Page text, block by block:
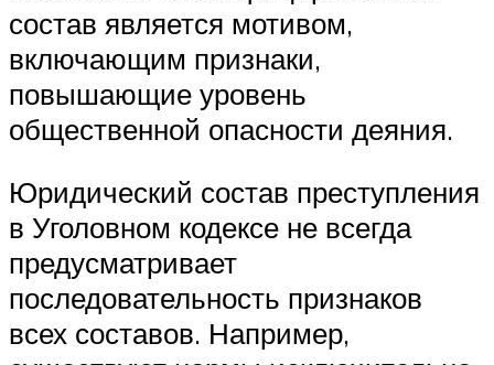
состав является мотивом,
включающим признаки,
повышающие уровень
общественной опасности деяния.
Юридический состав преступления
в Уголовном кодексе не всегда
предусматривает
последовательность признаков
всех составов. Например,